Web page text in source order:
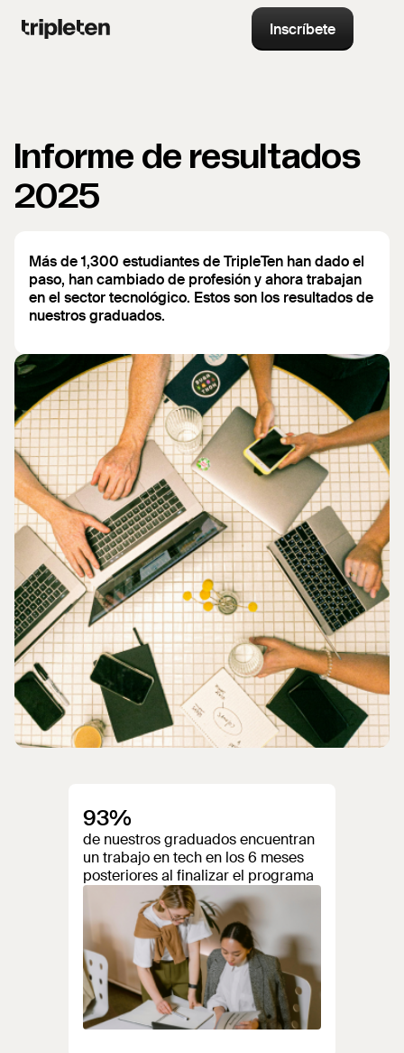
Inscríbete
Informe de resultados
2025
Más de 1,300 estudiantes de TripleTen han dado el
paso, han cambiado de profesión y ahora trabajan
en el sector tecnológico. Estos son los resultados de
nuestros graduados.
93%
de nuestros graduados encuentran
un trabajo en tech en los 6 meses
posteriores al finalizar el programa